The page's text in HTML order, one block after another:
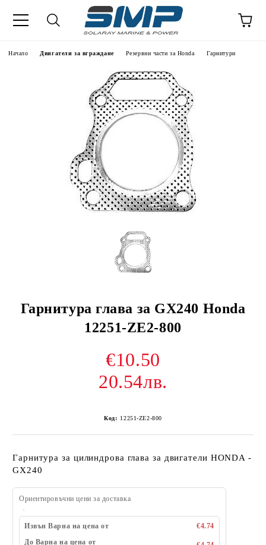
Начало Двигатели за вграждане Резервни части за Honda Гарнитури
Гарнитура глава за GX240 Honda
12251-ZE2-800
€10.50
20.54лв.
Код: 12251-ZE2-800
Гарнитура за цилиндрова глава за двигатели HONDA -
GX240
Ориентировъчни цени за доставка
Извън Варна на цена от
€4.74
До Варна на цена от